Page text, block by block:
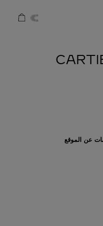
عن الموقع